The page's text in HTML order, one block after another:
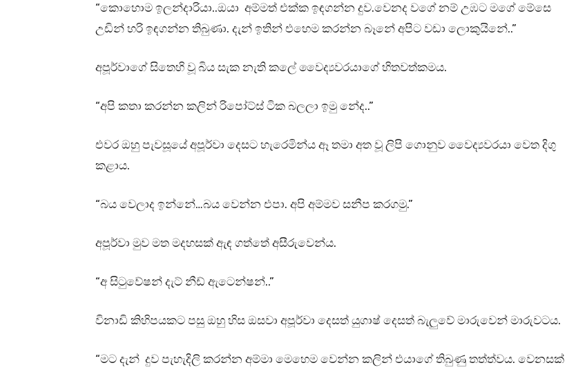
“කොහොම ඉලන්දාරියා..ඔයා අම්මත් එක්ක ඉඳගන්න දුව.වෙනද වගේ නම් උඹට මගේ මේසෙ
උඩින් හරි ඉඳගන්න තිබුණා. දැන් ඉතින් එහෙම කරන්න බෑනේ අපිට වඩා ලොකුයිනේ..”
අපූර්වාගේ සිතෙහි වූ බිය සැක නැති කලේ වෛද්‍යවරයාගේ හිතවත්කමය.
“අපි කතා කරන්න කලින් රිපෝට්ස් ටික බලලා ඉමු නේද..”
එවර ඔහු පැවසූයේ අපූර්වා දෙසට හැරෙමින්ය ඈ තමා අත වූ ලිපි ගොනුව වෛද්‍යවරයා වෙත දිගු
කළාය.
“බය වෙලාද ඉන්නේ…බය වෙන්න එපා. අපි අම්මව සනීප කරගමු.”
අපූර්වා මුව මත මදහසක් ඇඳ ගත්තේ අසීරුවෙන්ය.
“අ සිටුවේෂන් දැට් නීඩ් ඇටෙන්ෂන්..”
විනාඩි කිහිපයකට පසු ඔහු හිස ඔසවා අපූර්වා දෙසත් යුගාෂ් දෙසත් බැලුවේ මාරුවෙන් මාරුවටය.
“මට දැන් දුව පැහැදිලි කරන්න අම්මා මෙහෙම වෙන්න කලින් එයාගේ තිබුණු තත්ත්වය. වෙනසක්